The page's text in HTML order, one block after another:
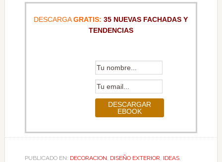
DESCARGAGRATIS: 35 NUEVAS FACHADAS Y
TENDENCIAS
PUBLICADO EN: DECORACION DISEÑO EXTERIOR IDEAS,